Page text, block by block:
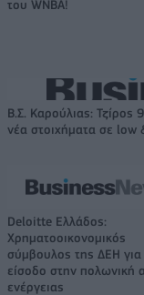
του WNBA!
Β.Σ. Καρούλιας:
νέα στοιχήματα σε
Deloitte Ελλάδος:
Χρηματοοικονομικός
σύμβουλος της ΔΕΗ για
είσοδο στην πολωνική
ενέργειας